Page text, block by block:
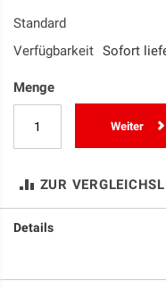
Standard
Verfügbarkeit Sofort
Menge
Weiter
ZUR
Details